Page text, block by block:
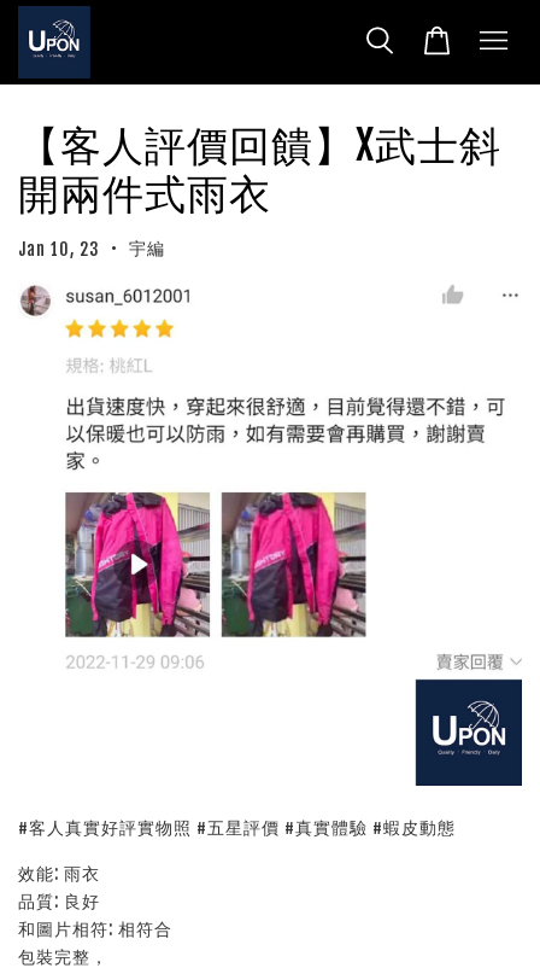
【客人評價回饋】X武士斜
開兩件式雨衣
Jan 10, 23 • 宇編
#客人真實好評實物照 #五星評價 #真實體驗 #蝦皮動態
效能: 雨衣
品質: 良好
和圖片相符: 相符合
包裝完整，